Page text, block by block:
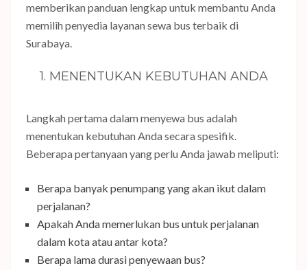
memberikan panduan lengkap untuk membantu Anda
memilih penyedia layanan sewa bus terbaik di
Surabaya.
1. MENENTUKAN KEBUTUHAN ANDA
Langkah pertama dalam menyewa bus adalah
menentukan kebutuhan Anda secara spesifik.
Beberapa pertanyaan yang perlu Anda jawab meliputi:
Berapa banyak penumpang yang akan ikut dalam
perjalanan?
Apakah Anda memerlukan bus untuk perjalanan
dalam kota atau antar kota?
Berapa lama durasi penyewaan bus?